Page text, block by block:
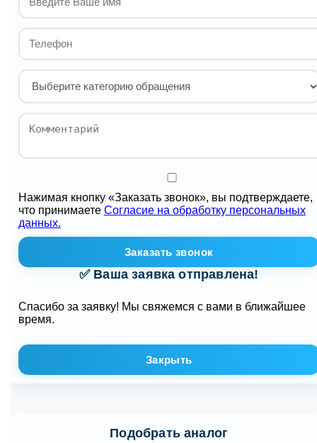
Нажимая кнопку «Заказать звонок», вы подтверждаете,
что принимаетеСогласие на обработку персональных
данных.
Заказать звонок
✅ Ваша заявка отправлена!
Спасибо за заявку! Мы свяжемся с вами в ближайшее
время.
Закрыть
Подобрать аналог